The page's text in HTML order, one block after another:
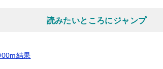
読みたいところにジャンプ
結果